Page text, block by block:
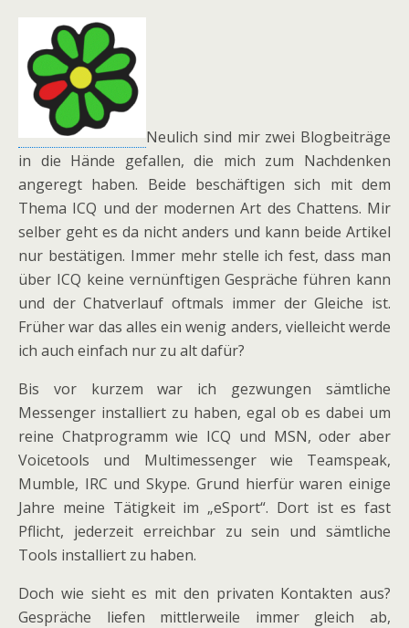
Neulich sind mir zwei Blogbeiträge
in die Hände gefallen, die mich zum Nachdenken
angeregt haben. Beide beschäftigen sich mit dem
Thema ICQ und der modernen Art des Chattens. Mir
selber geht es da nicht anders und kann beide Artikel
nur bestätigen. Immer mehr stelle ich fest, dass man
über ICQ keine vernünftigen Gespräche führen kann
und der Chatverlauf oftmals immer der Gleiche ist.
Früher war das alles ein wenig anders, vielleicht werde
ich auch einfach nur zu alt dafür?
Bis vor kurzem war ich gezwungen sämtliche
Messenger installiert zu haben, egal ob es dabei um
reine Chatprogramm wie ICQ und MSN, oder aber
Voicetools und Multimessenger wie Teamspeak,
Mumble, IRC und Skype. Grund hierfür waren einige
Jahre meine Tätigkeit im „eSport“. Dort ist es fast
Pflicht, jederzeit erreichbar zu sein und sämtliche
Tools installiert zu haben.
Doch wie sieht es mit den privaten Kontakten aus?
Gespräche liefen mittlerweile immer gleich ab,